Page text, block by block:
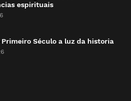
espirituais
Primeiro Século a luz da historia